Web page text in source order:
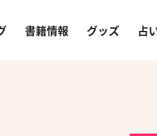
書籍情報 グッズ 占